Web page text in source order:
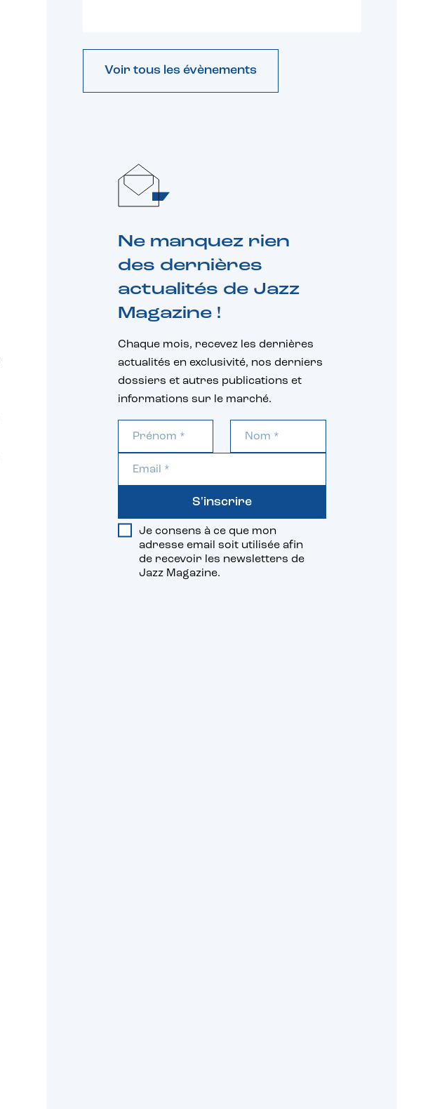
Voir tous les évènements
Ne manquez rien
des dernières
actualités de Jazz
Magazine !
Chaque mois, recevez les dernières
actualités en exclusivité, nos derniers
dossiers et autres publications et
informations sur le marché.
Je consens à ce que mon
adresse email soit utilisée afin
de recevoir les newsletters de
Jazz Magazine.
S'inscrire